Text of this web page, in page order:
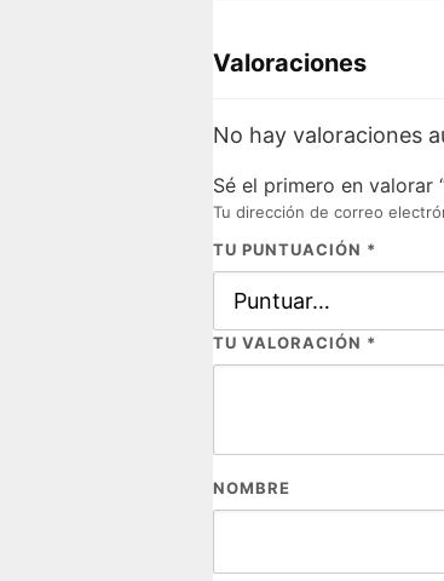
Valoraciones
No hay valoraciones
Sé el primero en valorar
Tu dirección de correo
TU PUNTUACIÓN *
TU VALORACIÓN *
NOMBRE